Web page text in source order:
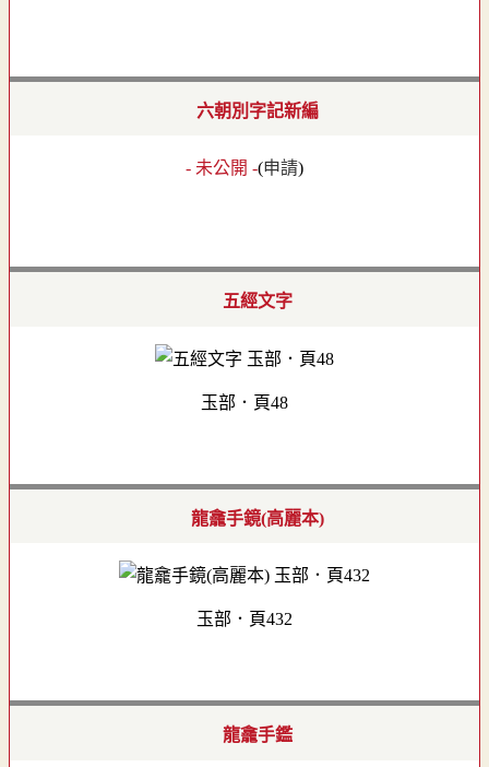
六朝別字記新編
- 未公開 -(申請)
五經文字
玉部．頁48
龍龕手鏡(高麗本)
玉部．頁432
龍龕手鑑